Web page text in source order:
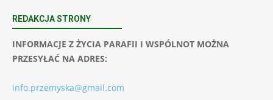
REDAKCJA STRONY
INFORMACJE Z ŻYCIA PARAFII I WSPÓLNOT MOŻNA
PRZESYŁAĆ NA ADRES:
info.przemyska@gmail.com